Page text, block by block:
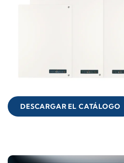
DESCARGAR EL CATÁLOGO